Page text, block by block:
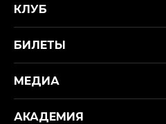
КЛУБ
БИЛЕТЫ
МЕДИА
АКАДЕМИЯ